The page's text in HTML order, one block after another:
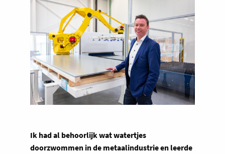
Ik had al behoorlijk wat watertjes
doorzwommen in de metaalindustrie en leerde